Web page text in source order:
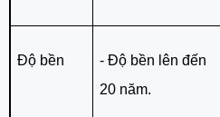
Độ bền
- Độ bền lên đến
20 năm.